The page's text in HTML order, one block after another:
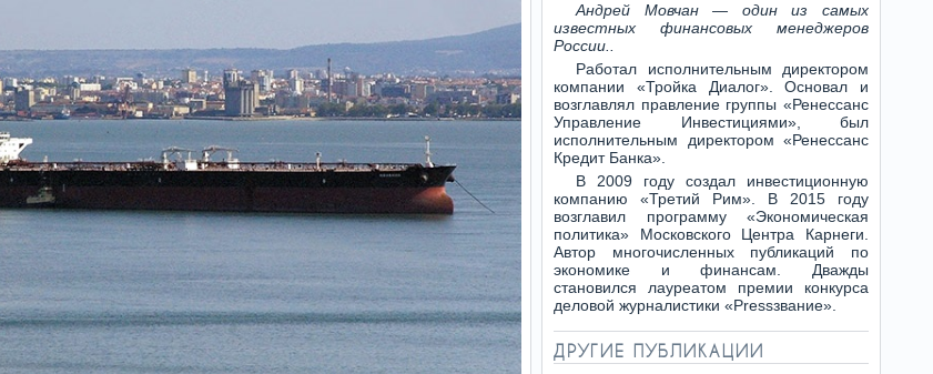
Андрей Мовчан — один из самых
известных финансовых менеджеров
России..
Работал исполнительным директором
компании «Тройка Диалог». Основал и
возглавлял правление группы «Ренессанс
Управление Инвестициями», был
исполнительным директором «Ренессанс
Кредит Банка».
В 2009 году создал инвестиционную
компанию «Третий Рим». В 2015 году
возглавил программу «Экономическая
политика» Московского Центра Карнеги.
Автор многочисленных публикаций по
экономике и финансам. Дважды
становился лауреатом премии конкурса
деловой журналистики «Pressзвание».
ДРУГИЕ ПУБЛИКАЦИИ